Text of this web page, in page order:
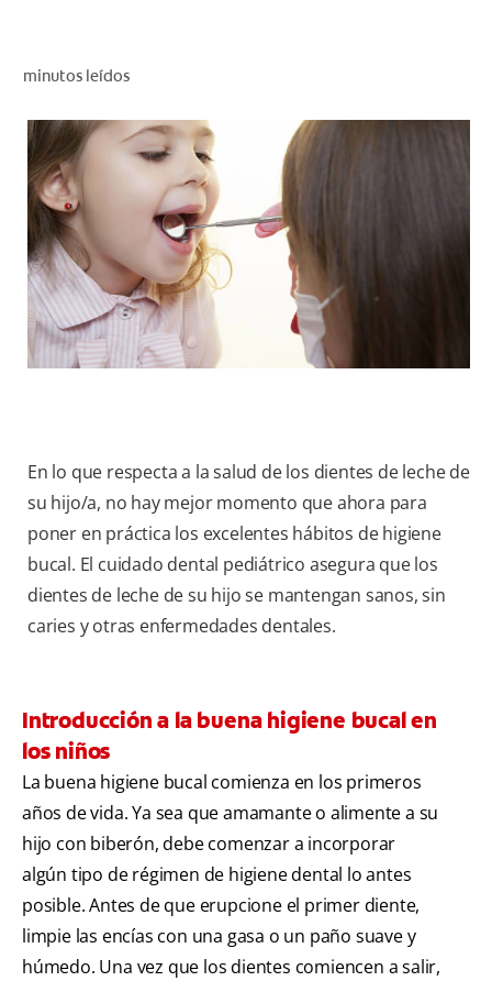
minutos leídos
En lo que respecta a la salud de los dientes de leche de
su hijo/a, no hay mejor momento que ahora para
poner en práctica los excelentes hábitos de higiene
bucal. El cuidado dental pediátrico asegura que los
dientes de leche de su hijo se mantengan sanos, sin
caries y otras enfermedades dentales.
Introducción a la buena higiene bucal en
los niños
La buena higiene bucal comienza en los primeros
años de vida. Ya sea que amamante o alimente a su
hijo con biberón, debe comenzar a incorporar
algún tipo de régimen de higiene dental lo antes
posible. Antes de que erupcione el primer diente,
limpie las encías con una gasa o un paño suave y
húmedo. Una vez que los dientes comiencen a salir,